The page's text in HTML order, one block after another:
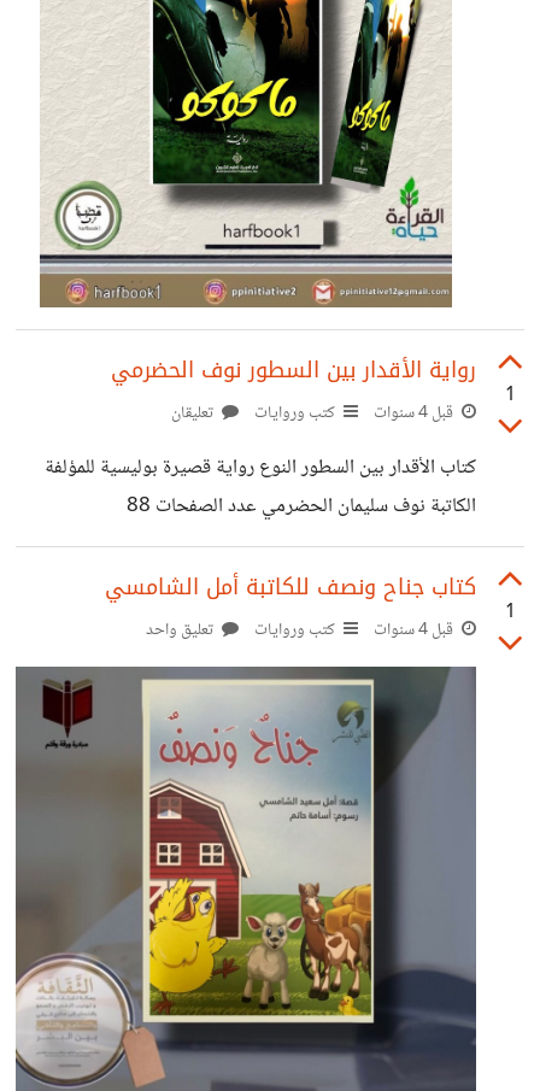
1
رواية الأقدار بين السطور نوف الحضرمي
قبل 4 سنوات كتب وروايات تعليقان
كتاب الأقدار بين السطور النوع رواية قصيرة بوليسية للمؤلفة
الكاتبة نوف سليمان الحضرمي عدد الصفحات 88
https://suar.me/WQM1d https://suar.me/XpL5B
1
كتاب جناح ونصف للكاتبة أمل الشامسي
قبل 4 سنوات كتب وروايات تعليق واحد